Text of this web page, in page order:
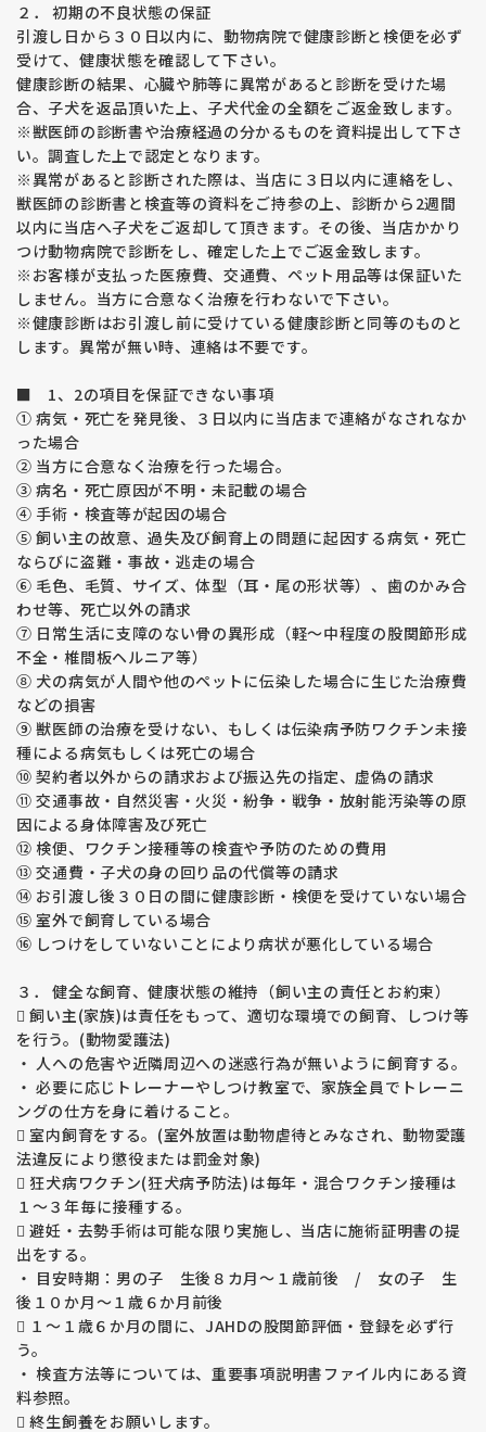
股関節形成不全とはゴールデン・ラブラドールに多い遺伝性の
関節の病気です。重度の場合、脱臼したり神経を圧迫して痛み
が出るため歩くことが困難になる恐れがあります。
根治する方法は無く、外科的手術になると、治療費は高額にな
ります。何よりワンちゃんは一生痛みに耐えながら生きること
になります。
股関節形成不全の発症の要因は７０％が遺伝的要因・残り３
０％は環境要因と言われており、両親を検査することは生まれ
てくる子犬の遺伝子をコントロールする意味で大変重要な意味
を持っています。
両親の説明部分に表示されている数字はＪＡＨＤのスコアで、
片側０～４５まであり、数字が小さいほど良い関節を表してま
す。
福田ブリーダーの平均値は片側６でブリーディングラインを１
３以下と決めリスクを下げる取り組みをしています。
親兄弟で追えるラインもありますのでより安心なラインをお求
子犬は成長期であるため現時点で関節の状態を診断することは
できません。環境要因で発症することもありますので飼育環境
や運動、体重管理を飼い主様が管理していただく必要がありま
す。
【アレルギー・アトピー性皮膚炎】
最近アレルギーやアトピー性皮膚炎を発症している子が多く見
られます。
福田ブリーダーの両親犬は1才時にアレルギー検査をして数値
の確認をしています。
若年で数値が高い子は将来発症する可能性がある、親子で体質
が似ることもあるため、数値の高い子の繁殖はしていません。
【外耳炎】
外耳炎についても親子の体質が似ますので、耳の弱い子の繁殖
はしておりません。
【prcd-ＰＲＡ、ＰＲＡ１、ＰＲＡ２】
福田ブリーダーの親犬たちは全頭検査済み、生まれてくる子犬
たちはprcd-ＰＲＡ、ＰＲＡ１、ＰＲＡ２を発症しない掛け合
わせで繁殖をしています。
ゴールデン・レトレバーのprcd-ＰＲＡ、ＰＲＡ１、ＰＲＡ２
（ラブラドールはprcd-ＰＲＡのみ）は遺伝病です。
ＰＲＡは進行性網膜委縮症という病気で目が見えなくなってし
まう病気です。治療方法はありません。
【運動誘発性虚脱 （EIC）】
み、生まれてくる子犬たちはEICを発症しない掛け合わせで繁
殖をしています。
ラブラドル・レトレバーの運動誘発性虚脱（EIC）は遺伝病で
す。
激しい運動で虚脱が誘発され、四肢が硬直して動かなくなって
しまう、力が入らなくなってしまいます。運動を中止すると虚
脱から回復します。治療方法はありません。
【変性性脊髄症 （ＤＭ）】
福田ブリーダーの親犬たちは全頭検査済み、生まれてくる子犬
たちはＤＭを発症しない掛け合わせで繁殖をしています。
変性性脊髄症 （ＤＭ）は遺伝病です。
発病すると後足の自由が利かなくなり歩行が困難になります。
発病から３年程かけて進行し、後足、前足、呼吸の順に自由が
利かなくなり死亡してしまします。
治療法は見つかっていません。
【その他の遺伝疾患】
フォンビルブランド病、ナルコレプシー病等の
ゴールデンは５項目、ラブラドールは１３項目（２０１６年現
２． 初期の不良状態の保証
引渡し日から３０日以内に、動物病院で健康診断と検便を必ず
受けて、健康状態を確認して下さい。
健康診断の結果、心臓や肺等に異常があると診断を受けた場
合、子犬を返品頂いた上、子犬代金の全額をご返金致します。
※獣医師の診断書や治療経過の分かるものを資料提出して下さ
い。調査した上で認定となります。
※異常があると診断された際は、当店に３日以内に連絡をし、
獣医師の診断書と検査等の資料をご持参の上、診断から2週間
以内に当店へ子犬をご返却して頂きます。その後、当店かかり
つけ動物病院で診断をし、確定した上でご返金致します。
※お客様が支払った医療費、交通費、ペット用品等は保証いた
しません。当方に合意なく治療を行わないで下さい。
※健康診断はお引渡し前に受けている健康診断と同等のものと
します。異常が無い時、連絡は不要です。
■ 1、2の項目を保証できない事項
① 病気・死亡を発見後、３日以内に当店まで連絡がなされなか
った場合
② 当方に合意なく治療を行った場合。
③ 病名・死亡原因が不明・未記載の場合
④ 手術・検査等が起因の場合
⑤ 飼い主の故意、過失及び飼育上の問題に起因する病気・死亡
ならびに盗難・事故・逃走の場合
⑥ 毛色、毛質、サイズ、体型（耳・尾の形状等）、歯のかみ合
わせ等、死亡以外の請求
⑦ 日常生活に支障のない骨の異形成（軽～中程度の股関節形成
不全・椎間板ヘルニア等）
⑧ 犬の病気が人間や他のペットに伝染した場合に生じた治療費
などの損害
⑨ 獣医師の治療を受けない、もしくは伝染病予防ワクチン未接
種による病気もしくは死亡の場合
⑩ 契約者以外からの請求および振込先の指定、虚偽の請求
⑪ 交通事故・自然災害・火災・紛争・戦争・放射能汚染等の原
因による身体障害及び死亡
⑫ 検便、ワクチン接種等の検査や予防のための費用
⑬ 交通費・子犬の身の回り品の代償等の請求
⑭ お引渡し後３０日の間に健康診断・検便を受けていない場合
⑮ 室外で飼育している場合
⑯ しつけをしていないことにより病状が悪化している場合
３． 健全な飼育、健康状態の維持（飼い主の責任とお約束）
 飼い主(家族)は責任をもって、適切な環境での飼育、しつけ等
を行う。(動物愛護法)
・ 人への危害や近隣周辺への迷惑行為が無いように飼育する。
・ 必要に応じトレーナーやしつけ教室で、家族全員でトレーニ
ングの仕方を身に着けること。
 室内飼育をする。(室外放置は動物虐待とみなされ、動物愛護
法違反により懲役または罰金対象)
 狂犬病ワクチン(狂犬病予防法)は毎年・混合ワクチン接種は
１～３年毎に接種する。
 避妊・去勢手術は可能な限り実施し、当店に施術証明書の提
出をする。
・ 目安時期：男の子 生後８カ月～１歳前後 / 女の子 生
後１０か月～１歳６か月前後
 １～１歳６か月の間に、JAHDの股関節評価・登録を必ず行
う。
・ 検査方法等については、重要事項説明書ファイル内にある資
料参照。
 終生飼養をお願いします。